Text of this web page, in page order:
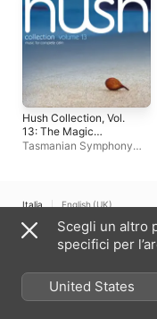
Hush Collection, Vol.
13: The Magic
Island
Tasmanian Symphony
Italia English (UK)
Copyright © 2026
Supporto
Feedback
Scegli un altro
specifici per
United States